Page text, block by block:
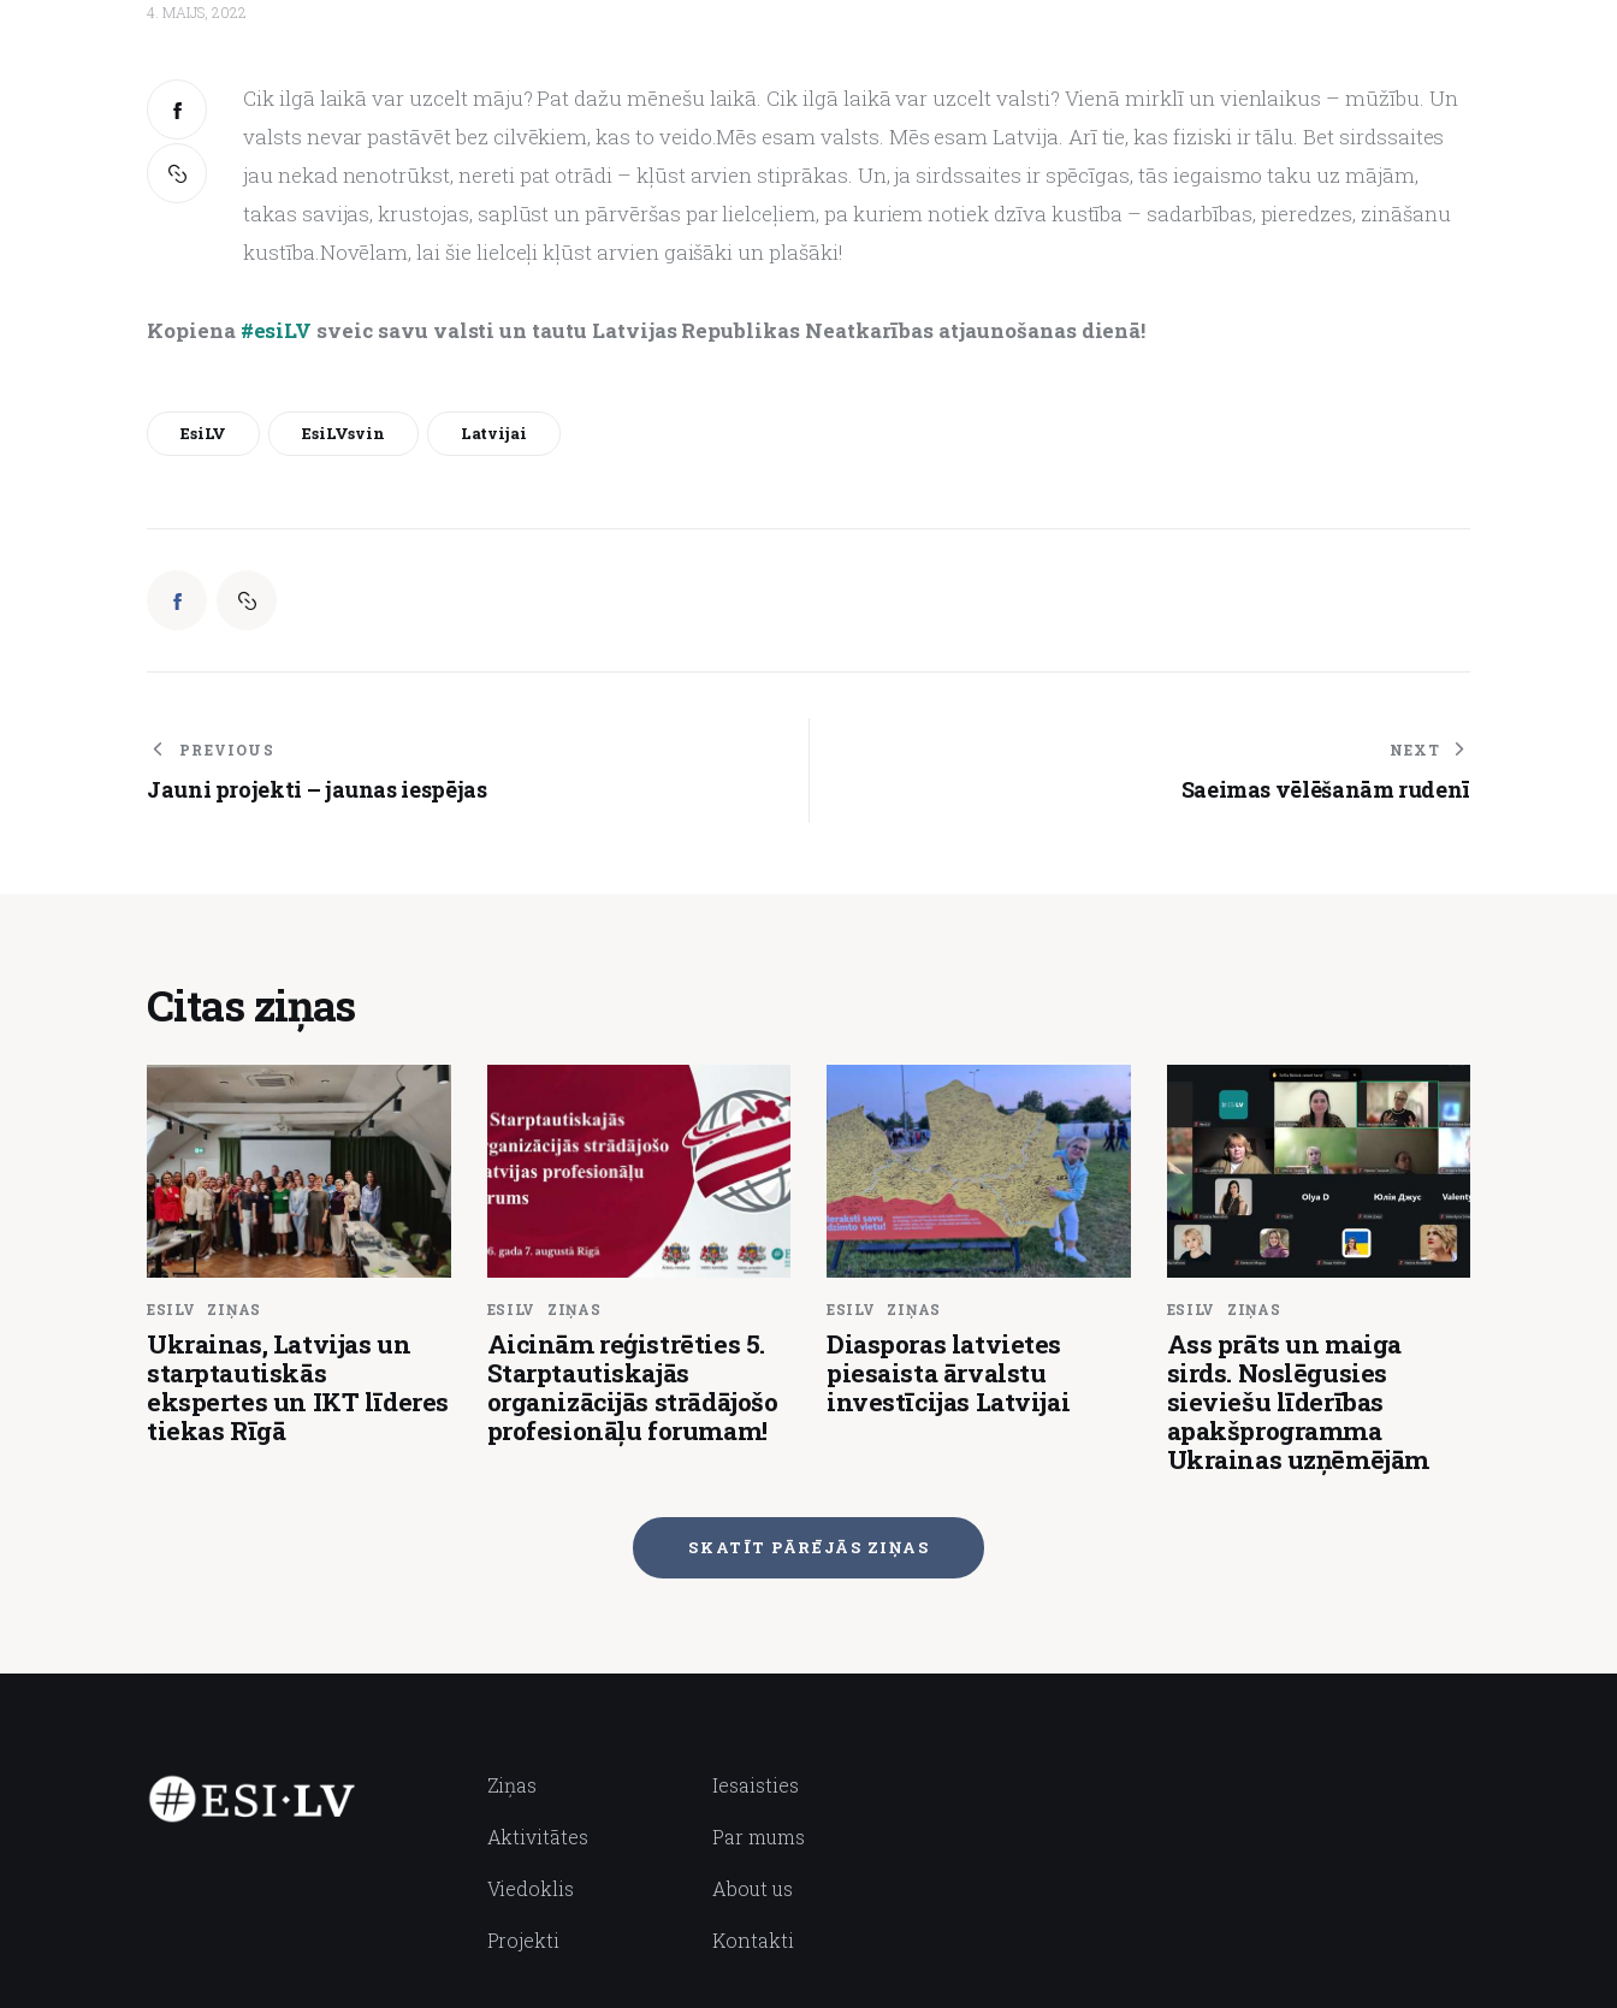
4. MAIJS, 2022
Cik ilgā laikā var uzcelt māju? Pat dažu mēnešu laikā. Cik ilgā laikā var uzcelt valsti? Vienā mirklī un vienlaikus – mūžību. Un
valsts nevar pastāvēt bez cilvēkiem, kas to veido.Mēs esam valsts. Mēs esam Latvija. Arī tie, kas fiziski ir tālu. Bet sirdssaites
jau nekad nenotrūkst, nereti pat otrādi – kļūst arvien stiprākas. Un, ja sirdssaites ir spēcīgas, tās iegaismo taku uz mājām,
takas savijas, krustojas, saplūst un pārvēršas par lielceļiem, pa kuriem notiek dzīva kustība – sadarbības, pieredzes, zināšanu
kustība.Novēlam, lai šie lielceļi kļūst arvien gaišāki un plašāki!
Kopiena #esiLV sveic savu valsti un tautu Latvijas Republikas Neatkarības atjaunošanas dienā!
EsiLV EsiLVsvin Latvijai
PREVIOUS
Jauni projekti – jaunas iespējas
NEXT
Saeimas vēlēšanām rudenī
Citas ziņas
ESILV ZIŅAS
Ukrainas, Latvijas un
starptautiskās
ekspertes un IKT līderes
tiekas Rīgā
ESILV ZIŅAS
Aicinām reģistrēties 5.
Starptautiskajās
organizācijās strādājošo
profesionāļu forumam!
ESILV ZIŅAS
Diasporas latvietes
piesaista ārvalstu
investīcijas Latvijai
ESILV ZIŅAS
Ass prāts un maiga
sirds. Noslēgusies
sieviešu līderības
apakšprogramma
Ukrainas uzņēmējām
SKATĪT PĀRĒJĀS ZIŅAS
Ziņas
Aktivitātes
Viedoklis
Projekti
Iesaisties
Par mums
About us
Kontakti